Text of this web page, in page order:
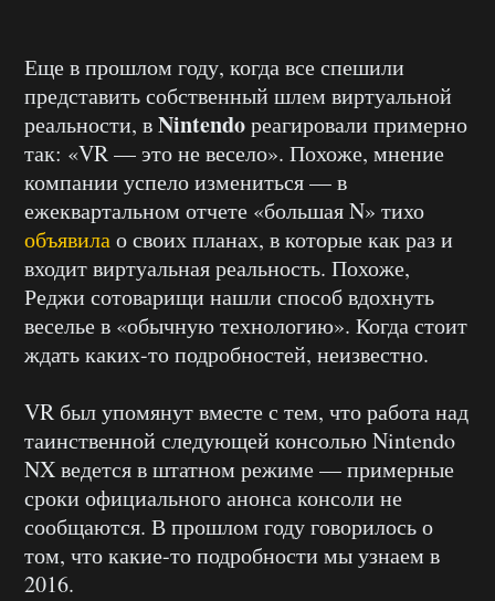
Еще в прошлом году, когда все спешили
представить собственный шлем виртуальной
реальности, вNintendoреагировали примерно
так: «VR — это не весело». Похоже, мнение
компании успело измениться — в
ежеквартальном отчете «большая N» тихо
объявилао своих планах, в которые как раз и
входит виртуальная реальность. Похоже,
Реджи сотоварищи нашли способ вдохнуть
веселье в «обычную технологию». Когда стоит
ждать каких-то подробностей, неизвестно.
VR был упомянут вместе с тем, что работа над
таинственной следующей консолью Nintendo
NX ведется в штатном режиме — примерные
сроки официального анонса консоли не
сообщаются. В прошлом году говорилось о
том, что какие-то подробности мы узнаем в
2016.